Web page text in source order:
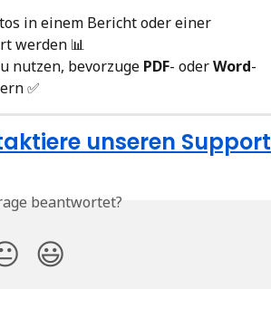
in einem Bericht oder einer
werden 📊
nutzen, bevorzuge PDF- oder Word-
✅
unseren Support
beantwortet?
😃